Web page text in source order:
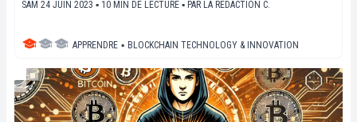
SAM 24 JUIN 2023 ▪ 10 MIN DE LECTURE ▪ PAR LA RÉDACTION C.
APPRENDRE ▪ BLOCKCHAIN TECHNOLOGY & INNOVATION